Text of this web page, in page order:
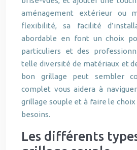
aménagement extérieur ou
flexibilité, sa facilité
abordable en font un choix
particuliers et des
telle diversité de matériaux et
bon grillage peut sembler
complet vous aidera à
grillage souple et à faire le choix
besoins.
Les différents